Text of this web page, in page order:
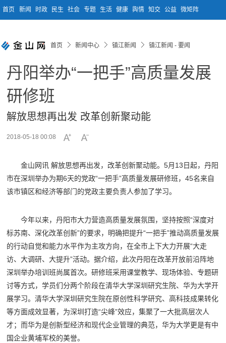
首页 新闻 时政 民生 社会 专题 生活 健康 舆情 知交 公益 微矩阵
首页 新闻中心 镇江新闻 镇江新闻 - 要闻
丹阳举办“一把手”高质量发展
研修班
解放思想再出发 改革创新聚动能
2018-05-18 00:08
金山网讯 解放思想再出发，改革创新聚动能。5月13日起，丹阳
市在深圳举办为期6天的党政“一把手”高质量发展研修班，45名来自
该市镇区和经济等部门的党政主要负责人参加了学习。
今年以来，丹阳市大力营造高质量发展氛围，坚持按照“深度对
标苏南、深化改革创新”的要求，明确把提升“一把手”推动高质量发展
的行动自觉和能力水平作为主攻方向，在全市上下大力开展“大走
访、大调研、大提升”活动。据介绍，此次丹阳在改革开放前沿阵地
深圳举办培训班尚属首次。研修班采用课堂教学、现场体验、专题研
讨等方式，学员们分两个阶段在清华大学深圳研究生院、华为大学开
展学习。清华大学深圳研究生院在原创性科学研究、高科技成果转化
等方面成效显著，为深圳打造“尖峰”效应，集聚了一大批高层次人
才；而华为是创新型经济和现代企业管理的典范，华为大学更是有中
国企业黄埔军校的美誉。